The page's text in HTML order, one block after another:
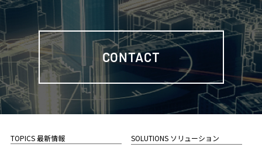
CONTACT
TOPICS 最新情報
SOLUTIONS ソリューション